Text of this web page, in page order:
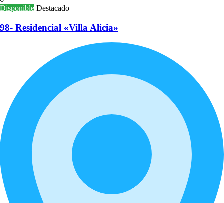
Disponible Destacado
98- Residencial «Villa Alicia»